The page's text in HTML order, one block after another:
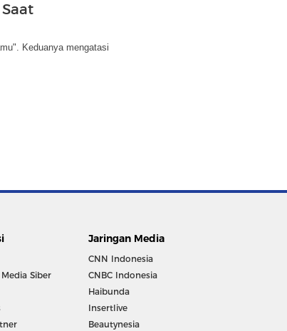
Keduanya mengatasi
Siber
Jaringan Media
CNN Indonesia
CNBC Indonesia
Haibunda
Insertlive
Beautynesia